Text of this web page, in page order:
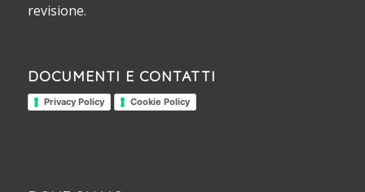
revisione.
DOCUMENTI E CONTATTI
Privacy Policy Cookie Policy